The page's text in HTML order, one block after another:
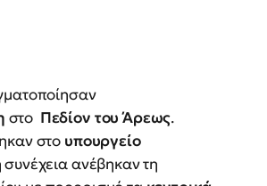
στο Πεδίον του Άρεως.
στο υπουργείο
ανέβηκαν τη